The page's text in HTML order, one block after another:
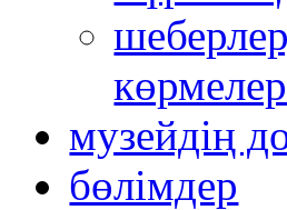
музейдің
бөлімдер